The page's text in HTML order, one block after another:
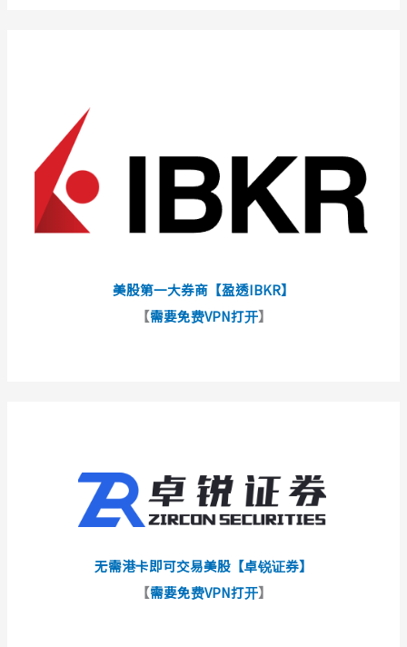
美股第一大券商【盈透IBKR】
【需要免费VPN打开】
无需港卡即可交易美股【卓锐证券】
【需要免费VPN打开】